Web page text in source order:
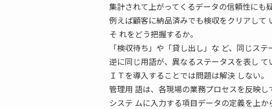
集計されて上がってくるデータの信頼性にも
例えば顧客に納品済みでも検収をクリアし
そ れをどう把握するか。
「検収待ち」や「貸し出し」な ど、同じス
逆に同じ用語が、異なるステータスを表し て
ＩＴを導入することでは問題は解決 しない。
管理用 語は、各現場の業務プロセスを反映し
システ ムに入力する項目データの定義を上